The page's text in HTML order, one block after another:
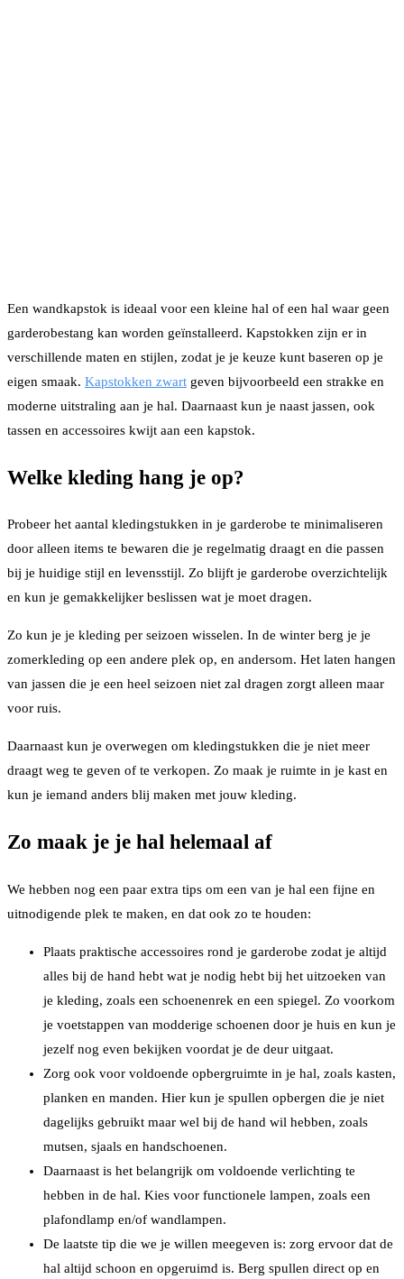
Een wandkapstok is ideaal voor een kleine hal of een hal waar geen
garderobestang kan worden geïnstalleerd. Kapstokken zijn er in
verschillende maten en stijlen, zodat je je keuze kunt baseren op je
eigen smaak. Kapstokken zwart geven bijvoorbeeld een strakke en
moderne uitstraling aan je hal. Daarnaast kun je naast jassen, ook
tassen en accessoires kwijt aan een kapstok.
Welke kleding hang je op?
Probeer het aantal kledingstukken in je garderobe te minimaliseren
door alleen items te bewaren die je regelmatig draagt en die passen
bij je huidige stijl en levensstijl. Zo blijft je garderobe overzichtelijk
en kun je gemakkelijker beslissen wat je moet dragen.
Zo kun je je kleding per seizoen wisselen. In de winter berg je je
zomerkleding op een andere plek op, en andersom. Het laten hangen
van jassen die je een heel seizoen niet zal dragen zorgt alleen maar
voor ruis.
Daarnaast kun je overwegen om kledingstukken die je niet meer
draagt weg te geven of te verkopen. Zo maak je ruimte in je kast en
kun je iemand anders blij maken met jouw kleding.
Zo maak je je hal helemaal af
We hebben nog een paar extra tips om een van je hal een fijne en
uitnodigende plek te maken, en dat ook zo te houden:
Plaats praktische accessoires rond je garderobe zodat je altijd
alles bij de hand hebt wat je nodig hebt bij het uitzoeken van
je kleding, zoals een schoenenrek en een spiegel. Zo voorkom
je voetstappen van modderige schoenen door je huis en kun je
jezelf nog even bekijken voordat je de deur uitgaat.
Zorg ook voor voldoende opbergruimte in je hal, zoals kasten,
planken en manden. Hier kun je spullen opbergen die je niet
dagelijks gebruikt maar wel bij de hand wil hebben, zoals
mutsen, sjaals en handschoenen.
Daarnaast is het belangrijk om voldoende verlichting te
hebben in de hal. Kies voor functionele lampen, zoals een
plafondlamp en/of wandlampen.
De laatste tip die we je willen meegeven is: zorg ervoor dat de
hal altijd schoon en opgeruimd is. Berg spullen direct op en